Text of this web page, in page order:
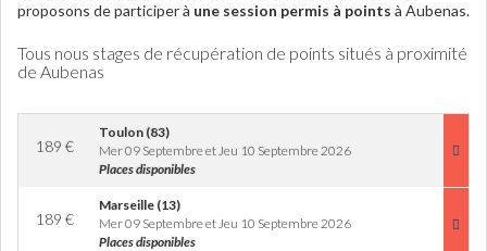
proposons de participer à une session permis à points à Aubenas.
Tous nous stages de récupération de points situés à proximité
de Aubenas
189 €
Toulon (83)
Mer 09 Septembre et Jeu 10 Septembre 2026
Places disponibles
189 €
Marseille (13)
Mer 09 Septembre et Jeu 10 Septembre 2026
Places disponibles